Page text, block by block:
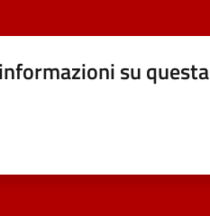
su questa